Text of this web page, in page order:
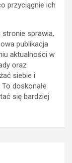
przyciągnie ich
sprawia,
publikacja
aktualności w
oraz
siebie i
doskonałe
się bardziej